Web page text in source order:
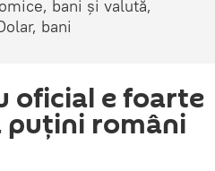
bani și valută,
bani
oficial e foarte
puțini români